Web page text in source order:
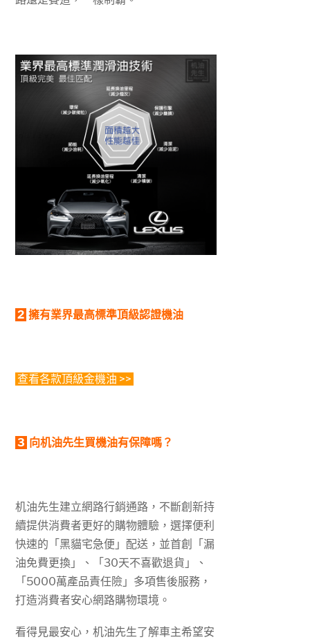
2 擁有業界最高標準頂級認證機油
查看各款頂級金機油 >>
3 向机油先生買機油有保障嗎？
机油先生建立網路行銷通路，不斷創新持
續提供消費者更好的購物體驗，選擇便利
快速的「黑貓宅急便」配送，並首創「漏
油免費更換」、「30天不喜歡退貨」、
「5000萬產品責任險」多項售後服務，
打造消費者安心網路購物環境。
看得見最安心，机油先生了解車主希望安